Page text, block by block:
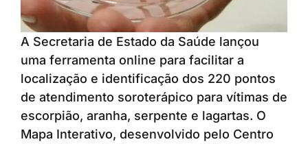
A Secretaria de Estado da Saúde lançou
uma ferramenta online para facilitar a
localização e identificação dos 220 pontos
de atendimento soroterápico para vítimas de
escorpião, aranha, serpente e lagartas. O
Mapa Interativo, desenvolvido pelo Centro